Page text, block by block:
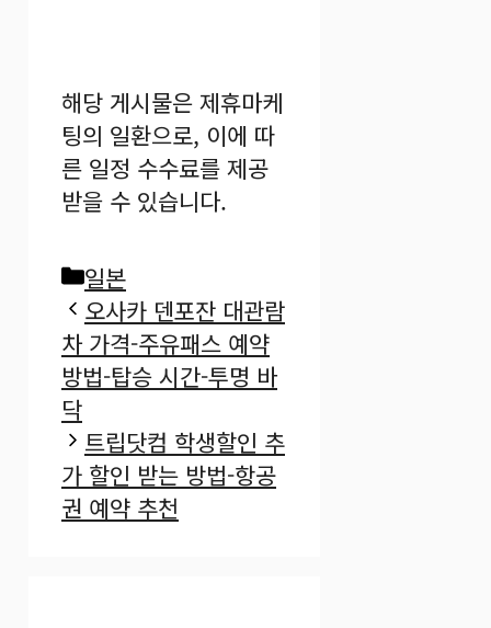
해당 게시물은 제휴마케
팅의 일환으로, 이에 따
른 일정 수수료를 제공
받을 수 있습니다.
카
테
고
리
일본
오사카 덴포잔 대관람
차 가격-주유패스 예약
방법-탑승 시간-투명 바
닥
트립닷컴 학생할인 추
가 할인 받는 방법-항공
권 예약 추천